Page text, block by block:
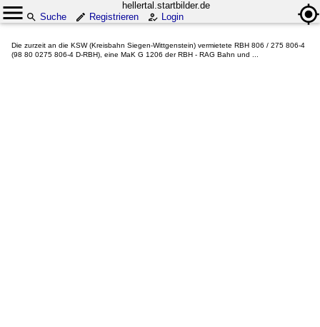
hellertal.startbilder.de
Suche
Registrieren Login
Die zurzeit an die KSW (Kreisbahn Siegen-Wittgenstein) vermietete RBH 806 / 275 806-4
(98 80 0275 806-4 D-RBH), eine MaK G 1206 der RBH - RAG Bahn und ...